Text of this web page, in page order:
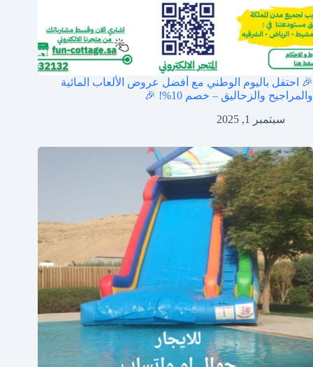
🎉 احتفل باليوم الوطني مع أفضل عروض الألعاب المائية
والمراجيح والزحاليق – خصم 10%! 🎉
سبتمبر 1, 2025